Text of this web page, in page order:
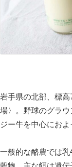
岩手県の北部、標
場〉。野球のグラ
ジー牛を中心にお
一般的な酪農では